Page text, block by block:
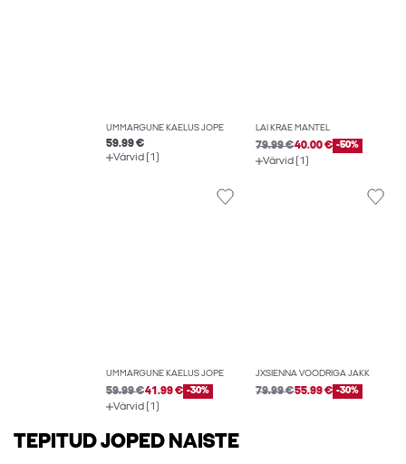
ÜMMARGUNE KAELUS JOPE
59.99 €
Värvid (1)
LAI KRAE MANTEL
79.99 €40.00 € -50%
Värvid (1)
ÜMMARGUNE KAELUS JOPE
59.99 €41.99 € -30%
Värvid (1)
JXSIENNA VOODRIGA JAKK
79.99 €55.99 € -30%
TEPITUD JOPED NAISTE